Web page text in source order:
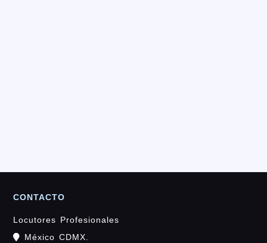
CONTACTO
Locutores Profesionales
México CDMX.